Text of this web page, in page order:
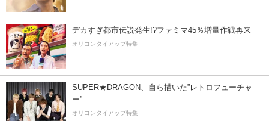
デカすぎ都市伝説発生!?ファミマ45％増量作戦再来
オリコンタイアップ特集
SUPER★DRAGON、自ら描いた”レトロフューチャ
ー”
オリコンタイアップ特集